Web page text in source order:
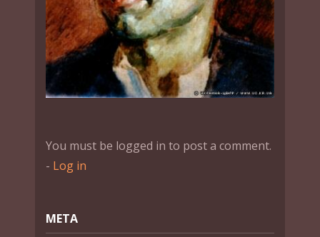
You must be logged in to post a comment.
- Log in
МЕТА